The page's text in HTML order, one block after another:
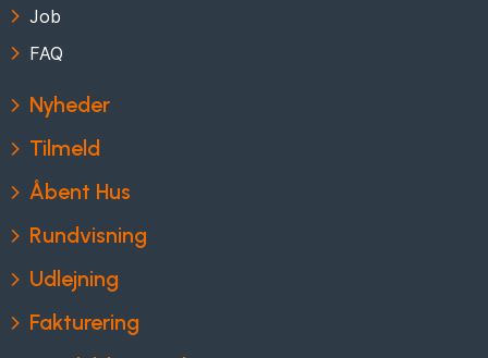
Job
FAQ
Nyheder
Tilmeld
Åbent Hus
Rundvisning
Udlejning
Fakturering